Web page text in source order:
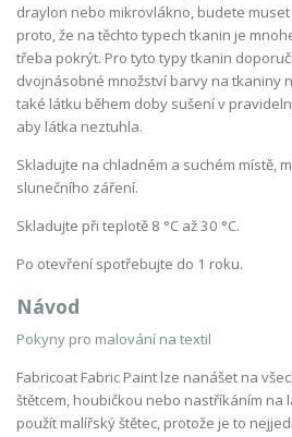
draylon nebo mikrovlákno, budete muset
proto, že na těchto typech tkanin je
třeba pokrýt. Pro tyto typy tkanin
dvojnásobné množství barvy na tkaniny
také látku během doby sušení v
aby látka neztuhla.
Skladujte na chladném a suchém místě,
slunečního záření.
Skladujte při teplotě 8 °C až 30 °C.
Po otevření spotřebujte do 1 roku.
Návod
Pokyny pro malování na textil
Fabricoat Fabric Paint lze nanášet na
štětcem, houbičkou nebo nastříkáním na
použít malířský štětec, protože je to